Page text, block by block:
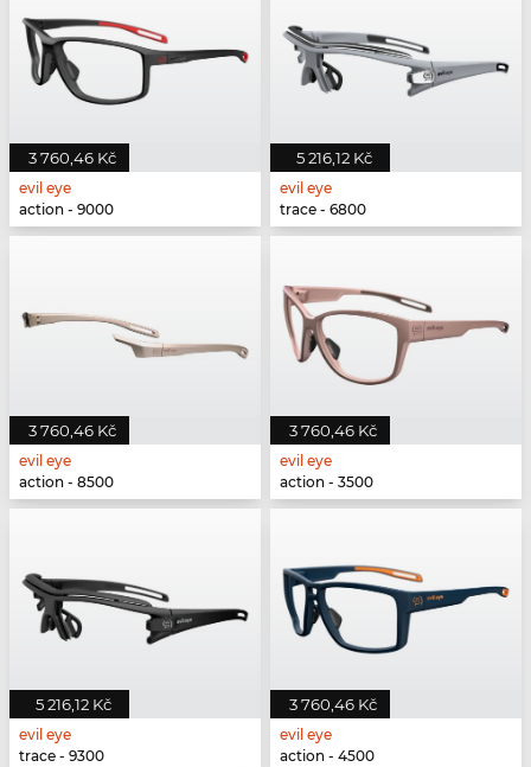
3 760,46 Kč
evil eye
action - 9000
5 216,12 Kč
evil eye
trace - 6800
3 760,46 Kč
evil eye
action - 8500
3 760,46 Kč
evil eye
action - 3500
5 216,12 Kč
evil eye
trace - 9300
3 760,46 Kč
evil eye
action - 4500